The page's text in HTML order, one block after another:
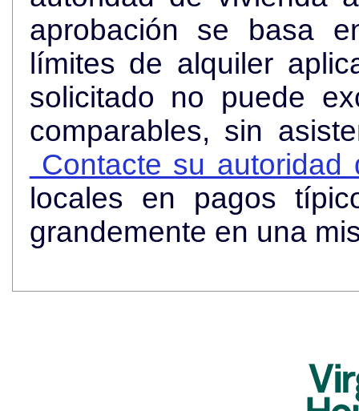
aprobación se basa
límites de alquiler
solicitado no puede
comparables, sin
Contacte su autoridad
locales en pagos
grandemente en una